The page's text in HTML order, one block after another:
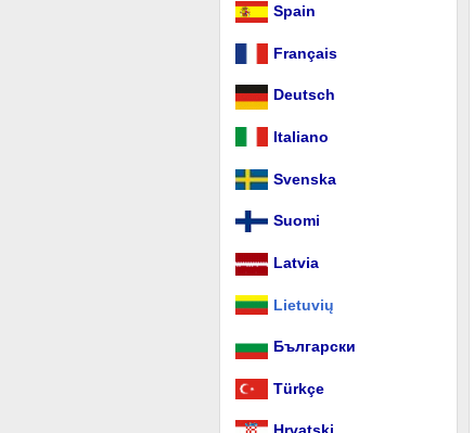
Spain
Français
Deutsch
Italiano
Svenska
Suomi
Latvia
Lietuvių
Български
Türkçe